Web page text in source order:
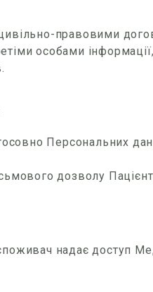
правовими
особами
Персональних
дозволу
надає доступ